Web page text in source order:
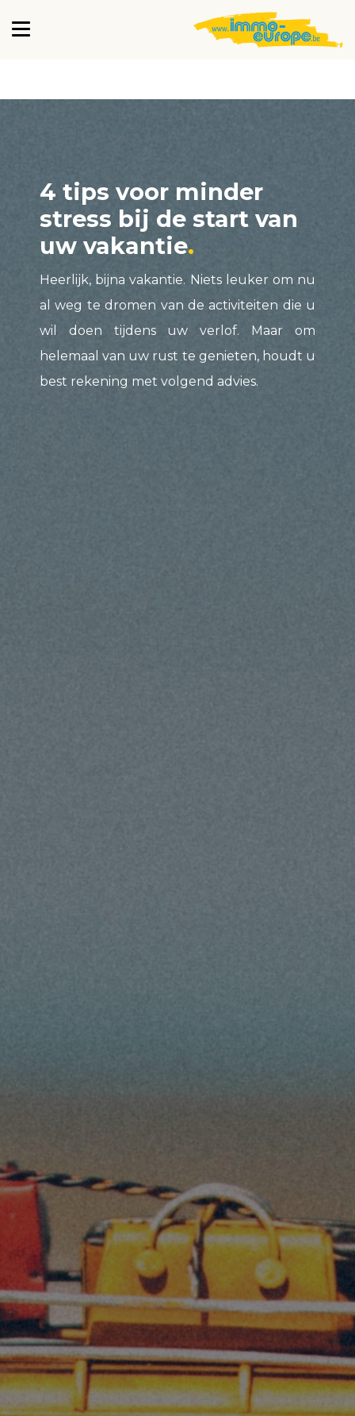
4 tips voor minder
stress bij de start van
uw vakantie
Heerlijk, bijna vakantie. Niets leuker om nu
al weg te dromen van de activiteiten die u
wil doen tijdens uw verlof. Maar om
helemaal van uw rust te genieten, houdt u
best rekening met volgend advies.